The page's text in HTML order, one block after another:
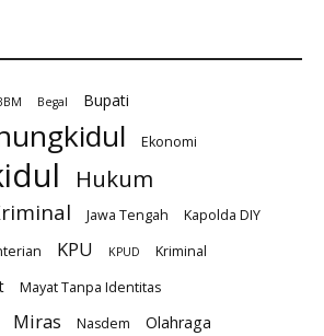
Begal Bupati
Ekonomi
Hukum
Jawa Tengah
Kapolda DIY
KPU KPUD
Kriminal
Mayat Tanpa Identitas
Miras Nasdem Olahraga